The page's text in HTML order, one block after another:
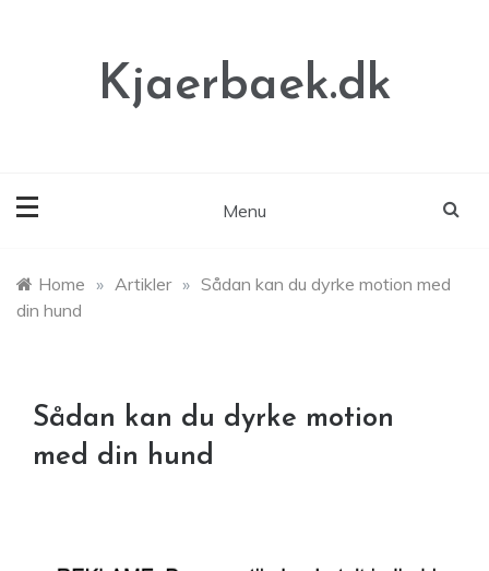
Kjaerbaek.dk
Menu
Home » Artikler » Sådan kan du dyrke motion med
din hund
Sådan kan du dyrke motion
med din hund